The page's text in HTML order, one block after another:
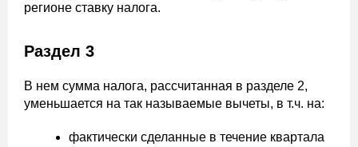
регионе ставку налога.
Раздел 3
В нем сумма налога, рассчитанная в разделе 2,
уменьшается на так называемые вычеты, в т.ч. на:
фактически сделанные в течение квартала